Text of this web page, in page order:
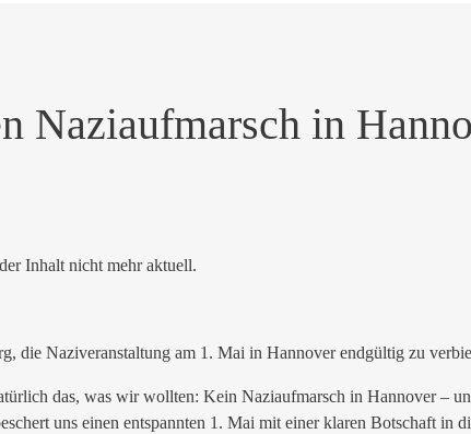
Naziaufmarsch in
Inhalt nicht mehr aktuell.
die Naziveranstaltung am 1. Mai in Hannover endgültig zu
das, was wir wollten: Kein Naziaufmarsch in Hannover –
uns einen entspannten 1. Mai mit einer klaren Botschaft in